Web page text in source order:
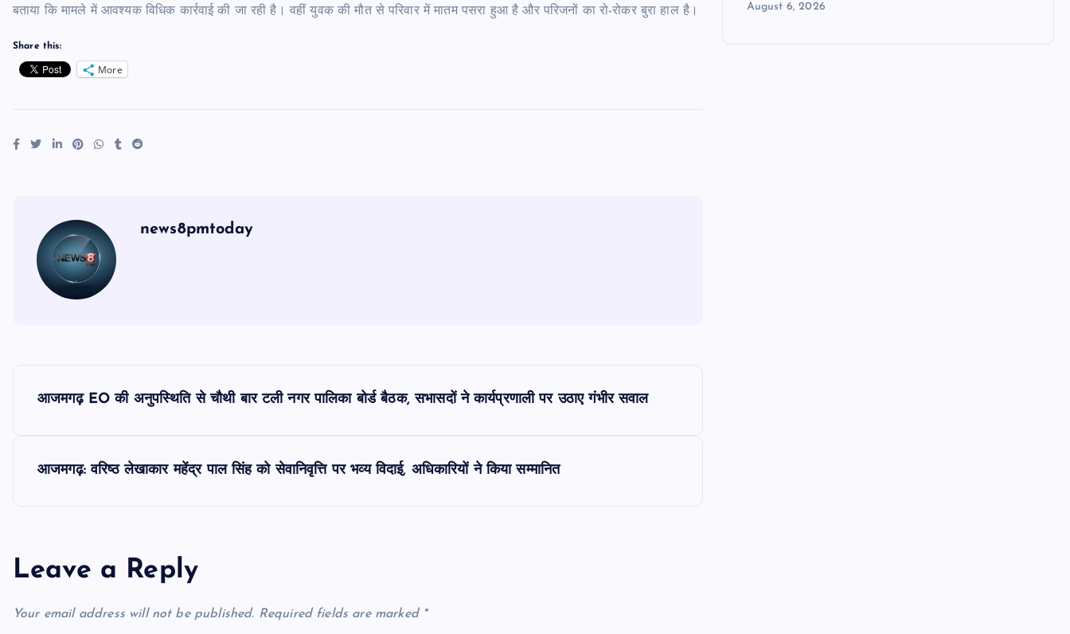
बताया कि मामले में आवश्यक विधिक कार्रवाई की जा रही है। वहीं युवक की मौत से परिवार में मातम पसरा हुआ है और परिजनों का रो-रोकर बुरा हाल है।
Share this:
More
news8pmtoday
n
a
आजमगढ़ EO की अनुपस्थिति से चौथी बार टली नगर पालिका बोर्ड बैठक, सभासदों ने कार्यप्रणाली पर उठाए गंभीर सवाल
आजमगढ़: वरिष्ठ लेखाकार महेंद्र पाल सिंह को सेवानिवृत्ति पर भव्य विदाई, अधिकारियों ने किया सम्मानित
Leave a Reply
Your email address will not be published. Required fields are marked *
August 6, 2026